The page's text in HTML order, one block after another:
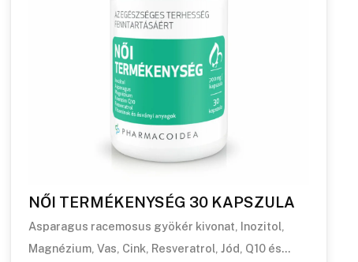
NŐI TERMÉKENYSÉG 30 KAPSZULA
Asparagus racemosus gyökér kivonat, Inozitol,
Magnézium, Vas, Cink, Resveratrol, Jód, Q10 és…